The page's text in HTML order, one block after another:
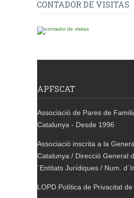
CONTADOR DE VISITAS
APFSCAT
Associació de Pares de
Catalunya - Desde 1996
Associació inscrita a la
Catalunya / Direcció General
´Entitats Jurídiques / Num.
LOPD Política de Privacitat